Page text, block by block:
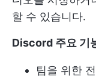
할 수 있습니다.
Discord 주요 기
팀을 위한